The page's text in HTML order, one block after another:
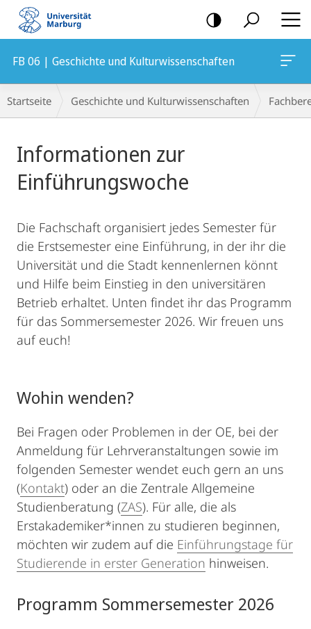
Mobile-
Navigation
FB 06 | Geschichte und Kulturwissenschaften
Breadcrumb-
Navigation
Startseite Geschichte und Kulturwissenschaften
Informationen zur
Einführungswoche
Die Fachschaft organisiert jedes Semester für
die Erstsemester eine Einführung, in der ihr die
Universität und die Stadt kennenlernen könnt
und Hilfe beim Einstieg in den universitären
Betrieb erhaltet. Unten findet ihr das Programm
für das Sommersemester 2026. Wir freuen uns
auf euch!
Wohin wenden?
Bei Fragen oder Problemen in der OE, bei der
Anmeldung für Lehrveranstaltungen sowie im
folgenden Semester wendet euch gern an uns
(Kontakt) oder an die Zentrale Allgemeine
Studienberatung (ZAS). Für alle, die als
Erstakademiker*innen zu studieren beginnen,
möchten wir zudem auf die Einführungstage für
Studierende in erster Generation hinweisen.
Programm Sommersemester 2026